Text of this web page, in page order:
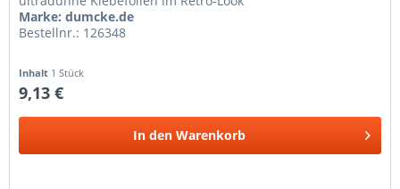
Marke: dumcke.de
Bestellnr.: 126348
Inhalt 1 Stück
9,13 €
In den Warenkorb